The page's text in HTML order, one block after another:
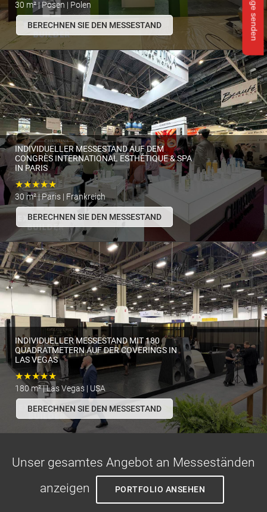
30 m² | Posen | Polen
BERECHNEN SIE DEN MESSESTAND
INDIVIDUELLER MESSESTAND AUF DEM
CONGRÈS INTERNATIONAL ESTHÉTIQUE & SPA
IN PARIS
★★★★★
30 m² | Paris | Frankreich
BERECHNEN SIE DEN MESSESTAND
INDIVIDUELLER MESSESTAND MIT 180
QUADRATMETERN AUF DER COVERINGS IN
LAS VEGAS
★★★★★
180 m² | Las Vegas | USA
BERECHNEN SIE DEN MESSESTAND
Unser gesamtes Angebot an Messeständen
anzeigen
PORTFOLIO ANSEHEN